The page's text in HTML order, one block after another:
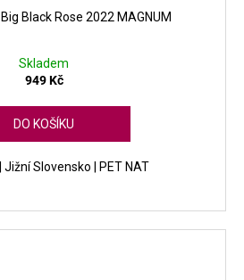
Black Rose 2022 MAGNUM
Skladem
949 Kč
DO KOŠÍKU
Jižní Slovensko | PET NAT